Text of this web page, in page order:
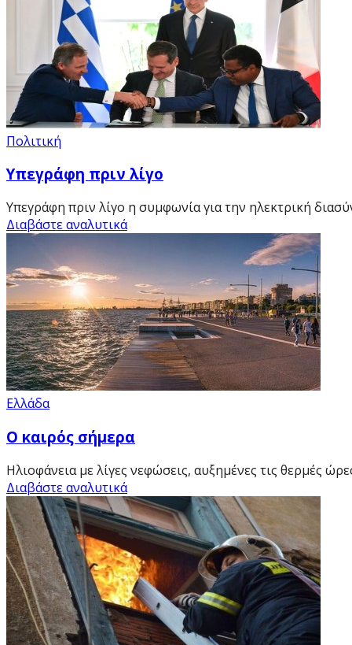
Πολιτική
Υπεγράφη πριν λίγο
Υπεγράφη πριν λίγο η συμφωνία για την ηλεκτρική
Διαβάστε αναλυτικά
Ελλάδα
Ο καιρός σήμερα
Ηλιοφάνεια με λίγες νεφώσεις, αυξημένες τις θερμές
Διαβάστε αναλυτικά